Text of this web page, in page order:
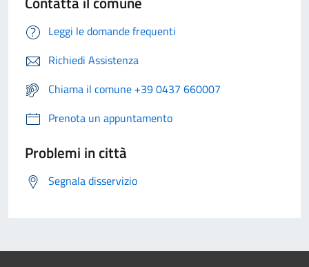
Leggi le domande frequenti
Richiedi Assistenza
Chiama il comune +39 0437 660007
Prenota un appuntamento
Problemi in città
Segnala disservizio